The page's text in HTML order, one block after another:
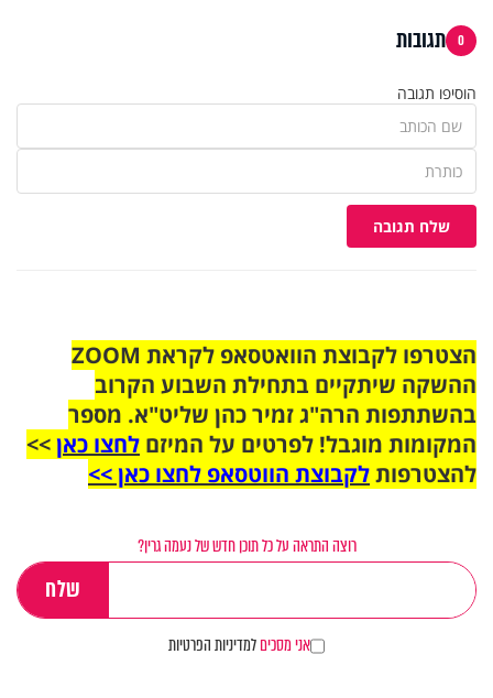
0 תגובות
הוסיפו תגובה
שלח תגובה
הצטרפו לקבוצת הוואטסאפ לקראת ZOOM
ההשקה שיתקיים בתחילת השבוע הקרוב
בהשתתפות הרה"ג זמיר כהן שליט"א. מספר
המקומות מוגבל! לפרטים על המיזם לחצו כאן>>
להצטרפותלקבוצת הווטסאפ לחצו כאן >>
רוצה התראה על כל תוכן חדש של נעמה גרין?
אני מסכיםלמדיניות הפרטיות